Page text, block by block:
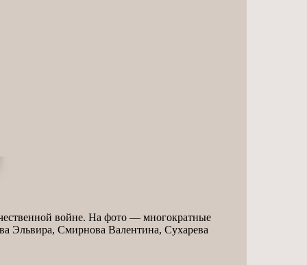
войне. На фото — многократные
Эльвира, Смирнова Валентина, Сухарева